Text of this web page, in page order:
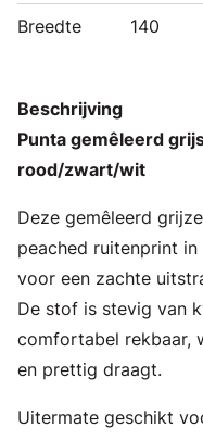
Breedte 140
Beschrijving
Punta gemêleerd
rood/zwart/wit
Deze gemêleerd
peached ruitenprint
voor een zachte
De stof is stevig van
comfortabel rekbaar,
en prettig draagt.
Uitermate geschikt